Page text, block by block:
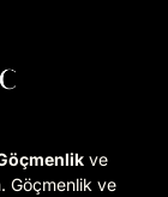
ve
Göçmenlik ve